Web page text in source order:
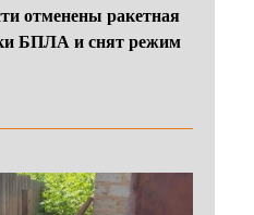
отменены ракетная
БПЛА и снят режим